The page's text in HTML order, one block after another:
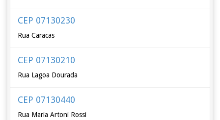
CEP 07130230
Rua Caracas
CEP 07130210
Rua Lagoa Dourada
CEP 07130440
Rua Maria Artoni Rossi